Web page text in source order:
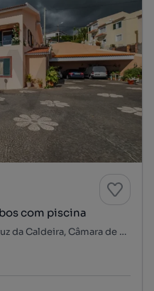
com piscina
Entrada Nº 1 do Caminho da Cruz da Caldeira, Câmara de Lobos, Câmara de Lobos, Ilha da Madeira